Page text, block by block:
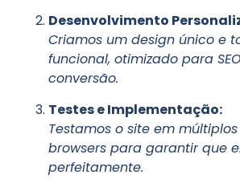
Desenvolvimento
Criamos um design único e
funcional, otimizado para
conversão.
Testes e Implementação:
Testamos o site em
browsers para garantir que
perfeitamente.